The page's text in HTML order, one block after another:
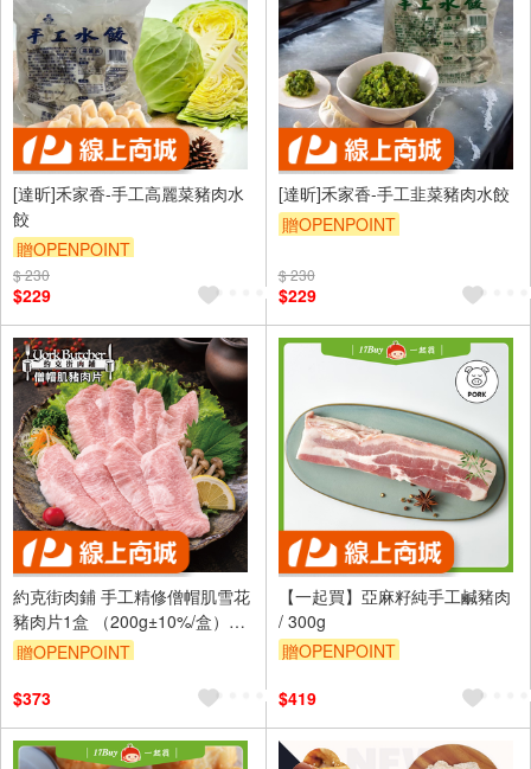
[達昕]禾家香-手工高麗菜豬肉水
餃
贈OPENPOINT
$ 230
$229
[達昕]禾家香-手工韭菜豬肉水餃
贈OPENPOINT
$ 230
$229
約克街肉鋪 手工精修僧帽肌雪花
豬肉片1盒 （200g±10%/盒）_
任選
贈OPENPOINT
$373
【一起買】亞麻籽純手工鹹豬肉
/ 300g
贈OPENPOINT
$419